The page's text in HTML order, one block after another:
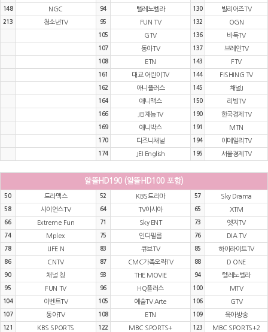
148 NGC 94 텔레노벨라 130 빌리어즈TV
213 청소년TV 95 FUN TV 132 OGN
105 GTV 136 바둑TV
107 동아TV 137 브레인TV
108 ETN 143 FTV
161 대교 어린이TV 144 FISHING TV
162 애니플러스 145 채널J
164 애니맥스 150 리빙TV
166 JEI재능TV 190 한국경제TV
169 애니박스 191 MTN
170 디즈니채널 194 이데일리TV
174 JEI English 195 서울경제TV
알뜰HD190 (알뜰HD100 포함)
50 드라맥스 52 KBS드라마 57 Sky Drama
58 사이언스TV 64 TV아시아 65 XTM
66 Extreme Fun 71 Sky ENT 73 엣지TV
74 Mplex 75 인디필름 76 DIA TV
78 LIFE N 83 큐브TV 85 하이라이트TV
86 CNTV 87 CMC가족오락TV 88 D ONE
90 채널 칭 93 THE MOVIE 94 텔레노벨라
95 FUN TV 96 HQ플러스 100 MTV
104 이벤트TV 105 예술TV Arte 106 GTV
107 동아TV 108 ETN 109 육아방송
121 KBS SPORTS 122 MBC SPORTS+ 123 MBC SPORTS+2